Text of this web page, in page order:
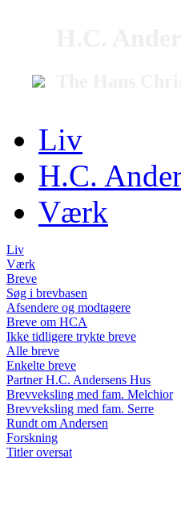
Liv
H.C.
Værk
Liv
Værk
Breve
Søg i brevbasen
Afsendere og modtagere
Breve om HCA
Ikke tidligere trykte breve
Alle breve
Enkelte breve
Partner H.C. Andersens Hus
Brevveksling med fam. Melchior
Brevveksling med fam. Serre
Rundt om Andersen
Forskning
Titler oversat